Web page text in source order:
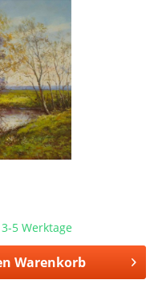
5 Werktage
Warenkorb